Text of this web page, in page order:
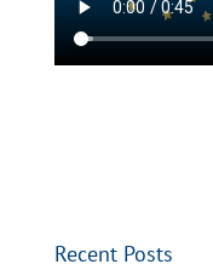
Recent Posts